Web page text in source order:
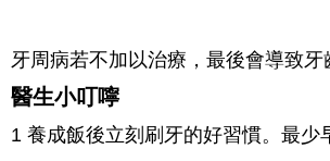
牙周病若不加以治療，最後會導致牙
醫生小叮嚀
1 養成飯後立刻刷牙的好習慣。最少